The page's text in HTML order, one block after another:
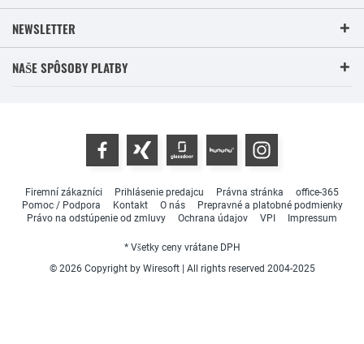
NEWSLETTER
NAŠE SPÔSOBY PLATBY
Firemní zákazníci Prihlásenie predajcu Právna stránka
office-365
Pomoc / Podpora
Kontakt O nás
Prepravné a platobné podmienky
Právo na odstúpenie od zmluvy
Ochrana údajov VPI Impressum
* Všetky ceny vrátane DPH
© 2026 Copyright by Wiresoft | All rights reserved 2004-2025